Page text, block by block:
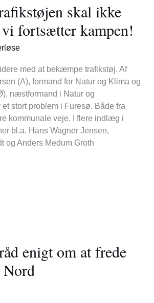
skal ikke
fortsætter kampen!
med at bekæmpe trafikstøj. Af
(A), formand for Natur og Klima og
næstformand i Natur og
et stort problem i Furesø. Både fra
kommunale veje. I flere indlæg i
bl.a. Hans Wagner Jensen,
og Anders Medum Groth
enigt om at frede
Nord